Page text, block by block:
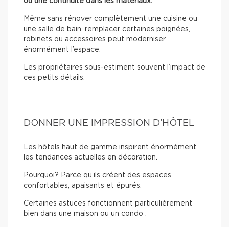
Même sans rénover complètement une cuisine ou
une salle de bain, remplacer certaines poignées,
robinets ou accessoires peut moderniser
énormément l’espace.
Les propriétaires sous-estiment souvent l’impact de
ces petits détails.
DONNER UNE IMPRESSION D’HÔTEL
Les hôtels haut de gamme inspirent énormément
les tendances actuelles en décoration.
Pourquoi? Parce qu’ils créent des espaces
confortables, apaisants et épurés.
Certaines astuces fonctionnent particulièrement
bien dans une maison ou un condo :